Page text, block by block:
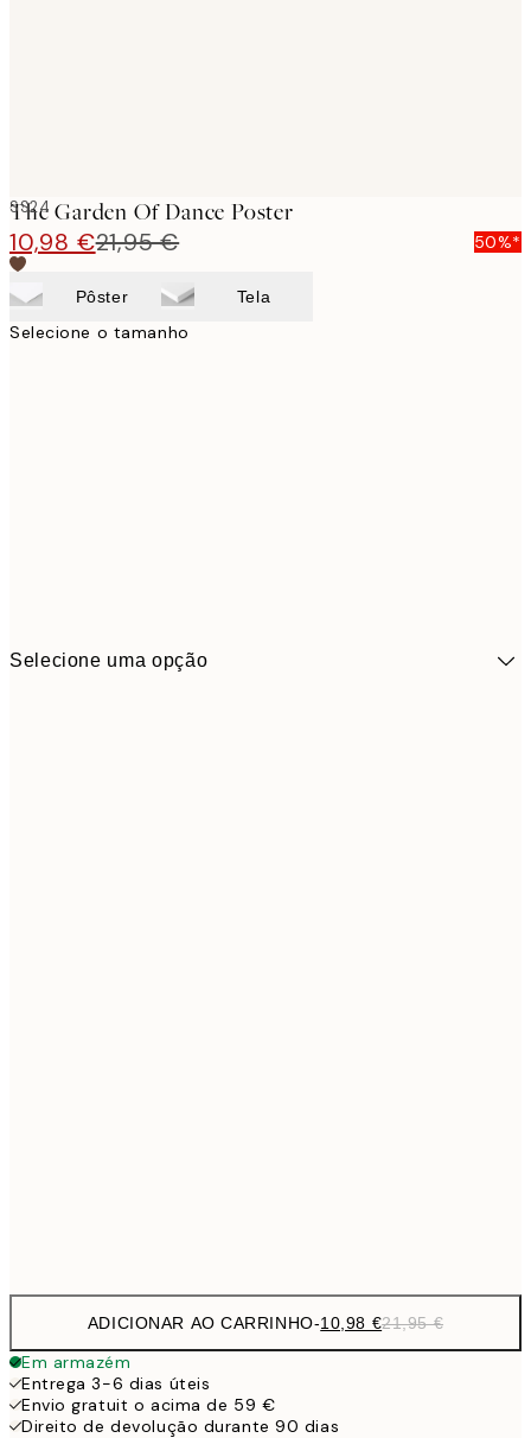
SS24
The Garden Of Dance Poster
10,98 €21,95 € 50%*
Pôster Tela
Selecione o tamanho
Selecione uma opção
ADICIONAR AO CARRINHO-10,98 €21,95 €
Em armazém
Entrega 3-6 dias úteis
Envio gratuit o acima de 59 €
Direito de devolução durante 90 dias